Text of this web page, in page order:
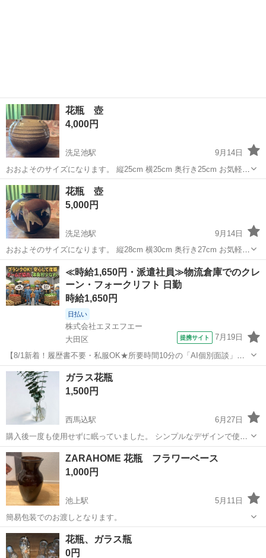
花瓶 壺
4,000円
洗足池駅
9月14日
おおよそのサイズになります。 縦25cm 横25cm 奥行き25cm お気軽に
お声掛け下さい。
東京 大田区 洗足池駅
花瓶 壺
5,000円
洗足池駅
9月14日
おおよそのサイズになります。 縦28cm 横30cm 奥行き27cm お気軽に
お声掛け下さい。
東京 大田区 洗足池駅 インテリア雑貨/小物 奥行き
≪時給1,650円・派遣社員≫物流倉庫でのクレ
ーン・フォークリフト 日勤
時給1,650円
日払い
株式会社エヌエフエー
大田区
提携サイト 7月19日
【8/1新着！履歴書不要・私服OK★所要時間10分の「AI個別面談」が
スタート！】【大田市場内勤務！日勤で稼げる！時給1650円！日払い
可！交通費全額支給！】青果市場でのフォークリフト作業 お仕事内容
・フォークリフトでの...
東京 大田区 その他
ガラス花瓶
1,500円
西馬込駅
6月27日
購入後一度も使用せずに眠っていました。 シンプルなデザインで使い
やすいと思います。 口径 9.5cm 直径 14cm 高さ 23cm カテゴリ
···花瓶 形状···その他 テイスト···シンプル・ベーシック、ナチュラル ...
東京 大田区 インテリア雑貨/小物
ZARAHOME 花瓶 フラワーベース
1,000円
池上駅
5月11日
簡易包装でのお渡しとなります。
東京 大田区 池上駅 インテリア雑貨/小物
花瓶、ガラス瓶
0円